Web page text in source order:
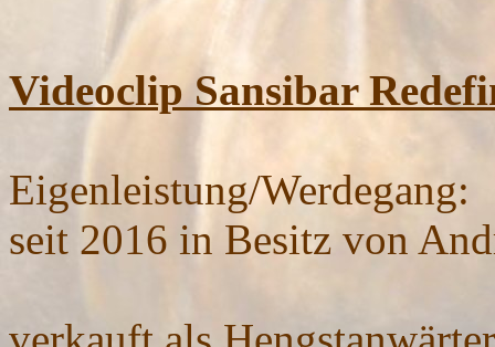
Videoclip Sansibar
Eigenleistung/Werdegang:
seit 2016 in Besitz von